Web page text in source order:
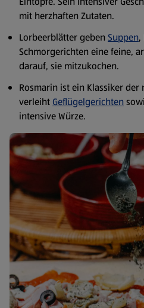
mit herzhaften Zutaten.
Lorbeerblätter geben Suppen,
Schmorgerichten eine feine,
darauf, sie mitzukochen.
Rosmarin ist ein Klassiker
verleiht Geflügelgerichten
intensive Würze.